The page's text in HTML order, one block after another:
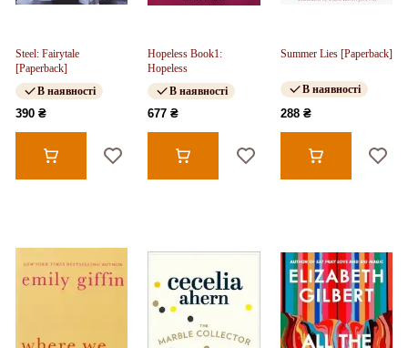
Steel: Fairytale
[Paperback]
В наявності
390 ₴
Hopeless Book1:
Hopeless
В наявності
677 ₴
Summer Lies [Paperback]
В наявності
288 ₴